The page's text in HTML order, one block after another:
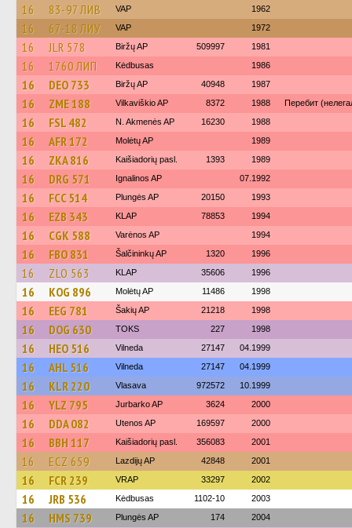
16 83-97 ЛИВ VAP 1962
16 67-18 ЛИУ VAP 1972
16 JLR 578 Biržų AP 509997 1981
16 1760 ЛИП Kėdbusas 1986
16 DEO 733 Biržų AP 40948 1987
16 ZME 188 Vilkaviškio AP 8372 1988 Перебит
16 FSL 482 N. Akmenės AP 16230 1988
16 AFR 172 Molėtų AP 1989
16 ZKA 816 Kaišiadorių pasl. 1393 1989
16 DRG 571 Ignalinos AP 07.1992
16 FCC 514 Plungės AP 20150 1993
16 EZB 343 KLAP 78853 1994
16 CGK 588 Varėnos AP 1994
16 FBO 831 Šalčininkų AP 1320 1996
16 ZLO 563 KLAP 35606 1996
16 KOG 896 Molėtų AP 11486 1998
16 EEG 781 Šakių AP 21218 1998
16 DOG 630 TOKS 227 1998
16 HEO 516 Vilneda 27147 04.1999
16 AHL 516 Vilneda 27147 04.1999
16 KLR 220 Vlasava 972572 10.1999
16 YLZ 795 Jurbarko AP 3624 2000
16 DDA 082 Utenos AP 169597 2000
16 BBH 117 Kaišiadorių pasl. 356083 2001
16 ECZ 659 Lazdijų AP 42848 2001
16 FCR 239 VRAP 33297 2002
16 JRB 536 Kėdbusas 1102-10 2003
16 HMS 739 Plungės AP 174 2004